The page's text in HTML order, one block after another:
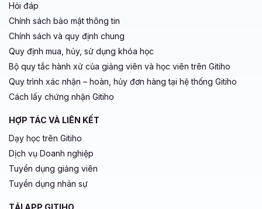
Hỏi đáp
Chính sách bảo mật thông tin
Chính sách và quy định chung
Quy định mua, hủy, sử dụng khóa học
Bộ quy tắc hành xử của giảng viên và học viên trên Gitiho
Quy trình xác nhận – hoàn, hủy đơn hàng tại hệ thống Gitiho
Cách lấy chứng nhận Gitiho
HỢP TÁC VÀ LIÊN KẾT
Dạy học trên Gitiho
Dịch vụ Doanh nghiệp
Tuyển dụng giảng viên
Tuyển dụng nhân sự